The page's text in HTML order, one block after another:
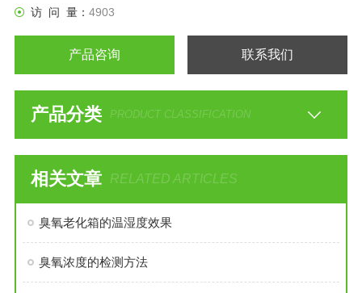
访 问 量： 4903
产品咨询 联系我们
产品分类 PRODUCT CLASSIFICATION
相关文章 RELATED ARTICLES
臭氧老化箱的温湿度效果
臭氧浓度的检测方法